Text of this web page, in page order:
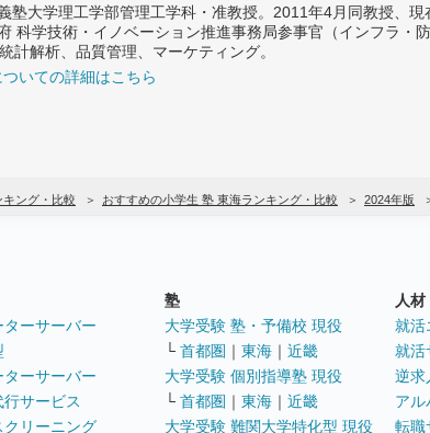
塾大学理工学部管理工学科・准教授。2011年4月同教授、現
科学技術・イノベーション推進事務局参事官（インフラ・
計解析、品質管理、マーケティング。
いての詳細はこちら
ング・比較 おすすめの小学生 塾 東海ランキング・比較 2024年版
ターサーバー
ターサーバー
行サービス
クリーニング
塾
大学受験 塾・予備校 現役
└ 首都圏 ｜ 東海 ｜ 近畿
大学受験 個別指導塾 現役
└ 首都圏 ｜ 東海 ｜ 近畿
大学受験 難関大学特化型 現役
人材
就活
就活
逆求
アル
転職